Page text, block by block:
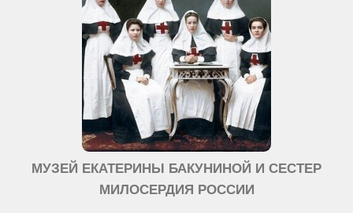
МУЗЕЙ ЕКАТЕРИНЫ БАКУНИНОЙ И СЕСТЕР
МИЛОСЕРДИЯ РОССИИ